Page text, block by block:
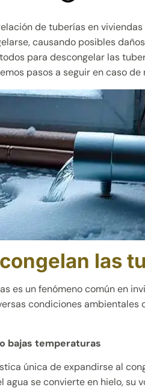
de tuberías en
causando posibles
para descongelar las
pasos a seguir en caso de
las
es un fenómeno común en
condiciones ambientales
bajas temperaturas
única de expandirse al
se convierte en hielo, su